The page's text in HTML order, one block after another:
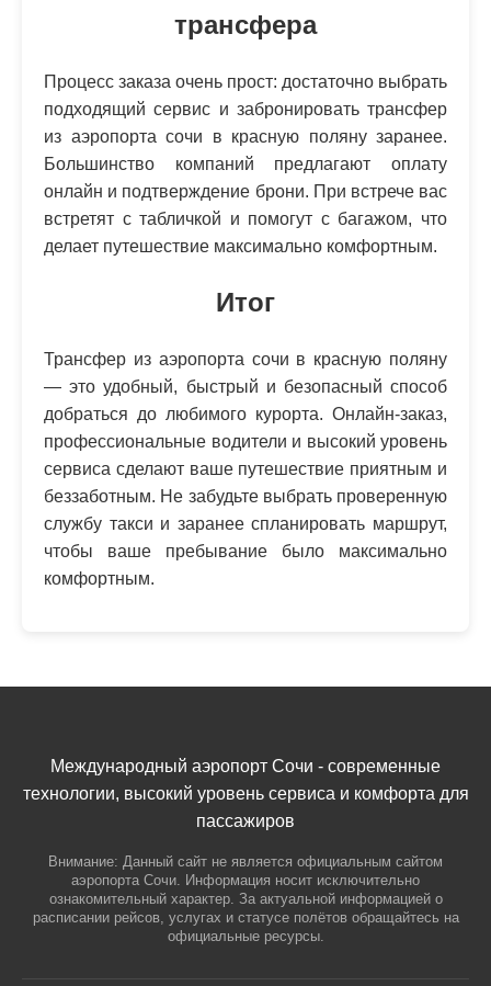
трансфера
Процесс заказа очень прост: достаточно выбрать
подходящий сервис и забронировать трансфер
из аэропорта сочи в красную поляну заранее.
Большинство компаний предлагают оплату
онлайн и подтверждение брони. При встрече вас
встретят с табличкой и помогут с багажом, что
делает путешествие максимально комфортным.
Итог
Трансфер из аэропорта сочи в красную поляну
— это удобный, быстрый и безопасный способ
добраться до любимого курорта. Онлайн-заказ,
профессиональные водители и высокий уровень
сервиса сделают ваше путешествие приятным и
беззаботным. Не забудьте выбрать проверенную
службу такси и заранее спланировать маршрут,
чтобы ваше пребывание было максимально
комфортным.
Международный аэропорт Сочи - современные
технологии, высокий уровень сервиса и комфорта для
пассажиров
Внимание: Данный сайт не является официальным сайтом
аэропорта Сочи. Информация носит исключительно
ознакомительный характер. За актуальной информацией о
расписании рейсов, услугах и статусе полётов обращайтесь на
официальные ресурсы.